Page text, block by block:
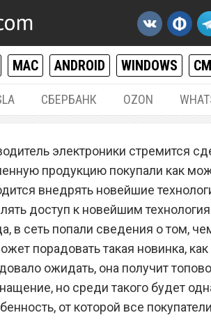
MAC ANDROID WINDOWS
СБЕРБАНК OZON
Mix 4 поверг
в полный
электроники стремится
продукцию покупали как
внедрять новейшие
доступ к новейшим
в сеть попали сведения о том,
порадовать такая новинка,
ожидать, она получит
но среди такого будет
от которой все